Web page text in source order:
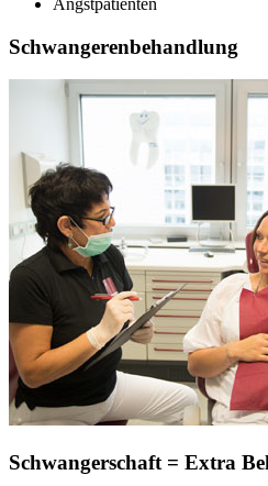
Schwangerenbehandlung
Schwangerschaft = Extra